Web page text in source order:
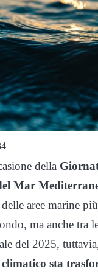
della
Mar
aree marine
ma anche tra
del 2025,
sta